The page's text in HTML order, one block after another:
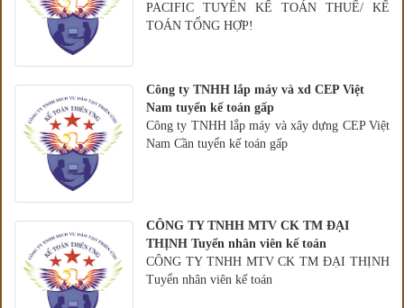
PACIFIC TUYỂN KẾ TOÁN THUẾ/ KẾ
TOÁN TỔNG HỢP!
Công ty TNHH lắp máy và xd CEP Việt
Nam tuyển kế toán gấp
Công ty TNHH lắp máy và xây dựng CEP Việt
Nam Cần tuyển kế toán gấp
CÔNG TY TNHH MTV CK TM ĐẠI
THỊNH Tuyển nhân viên kế toán
CÔNG TY TNHH MTV CK TM ĐẠI THỊNH
Tuyển nhân viên kế toán